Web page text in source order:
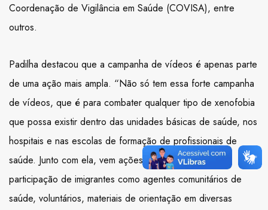
Coordenação de Vigilância em Saúde (COVISA), entre
outros.
Padilha destacou que a campanha de vídeos é apenas parte
de uma ação mais ampla. “Não só tem essa forte campanha
de vídeos, que é para combater qualquer tipo de xenofobia
que possa existir dentro das unidades básicas de saúde, nos
hospitais e nas escolas de formação de profissionais de
saúde. Junto com ela, vem ações de acolhimento, de
participação de imigrantes como agentes comunitários de
saúde, voluntários, materiais de orientação em diversas